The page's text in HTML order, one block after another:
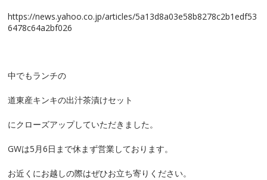
https://news.yahoo.co.jp/articles/5a13d8a03e58b8278c2b1edf53
6478c64a2bf026
中でもランチの
道東産キンキの出汁茶漬けセット
にクローズアップしていただきました。
GWは5月6日まで休まず営業しております。
お近くにお越しの際はぜひお立ち寄りください。